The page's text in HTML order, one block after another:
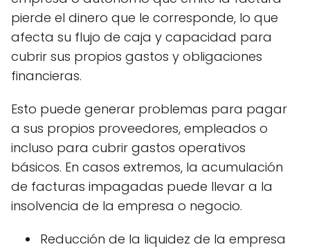
pierde el dinero que le corresponde, lo que
afecta su flujo de caja y capacidad para
cubrir sus propios gastos y obligaciones
financieras.
Esto puede generar problemas para pagar
a sus propios proveedores, empleados o
incluso para cubrir gastos operativos
básicos. En casos extremos, la acumulación
de facturas impagadas puede llevar a la
insolvencia de la empresa o negocio.
Reducción de la liquidez de la empresa